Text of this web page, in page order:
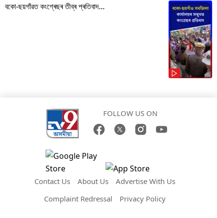
বকো-ছয়গাঁৱত কংগ্ৰেছৰ তীব্ৰ প্ৰতিবাদ...
FOLLOW US ON
Contact Us About Us
Advertise With Us
Complaint Redressal
Privacy Policy